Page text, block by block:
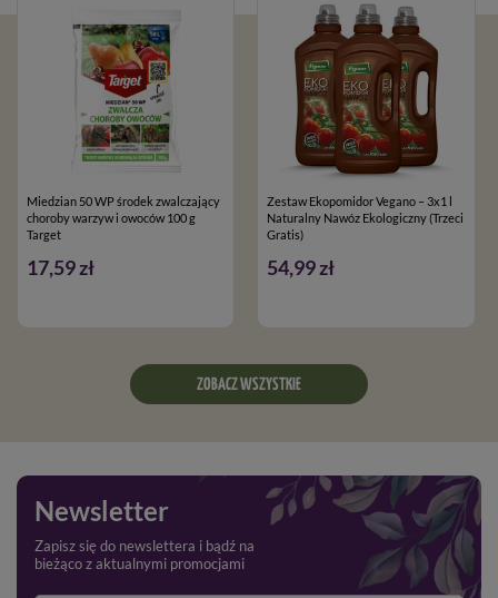
Miedzian 50 WP środek zwalczający
choroby warzyw i owoców 100 g
Target
17,59 zł
Zestaw Ekopomidor Vegano – 3x1 l
Naturalny Nawóz Ekologiczny (Trzeci
Gratis)
54,99 zł
ZOBACZ WSZYSTKIE
Newsletter
Zapisz się do newslettera i bądź na
bieżąco z aktualnymi promocjami